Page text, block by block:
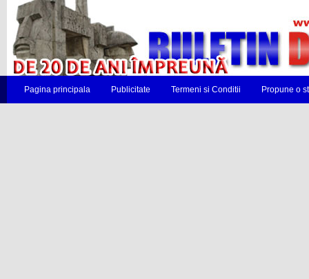
Pagina principala Publicitate Termeni si Conditii Propune o